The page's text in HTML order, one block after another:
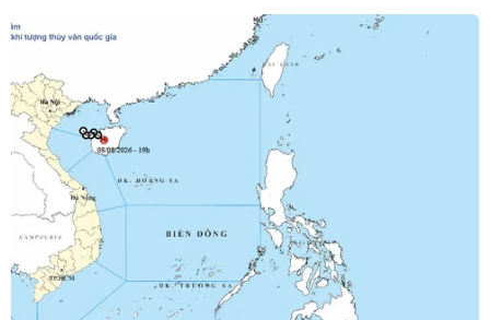
TIN CÙNG CHUYÊN MỤC
Iceland trước cuộc trưng cầu ý dân